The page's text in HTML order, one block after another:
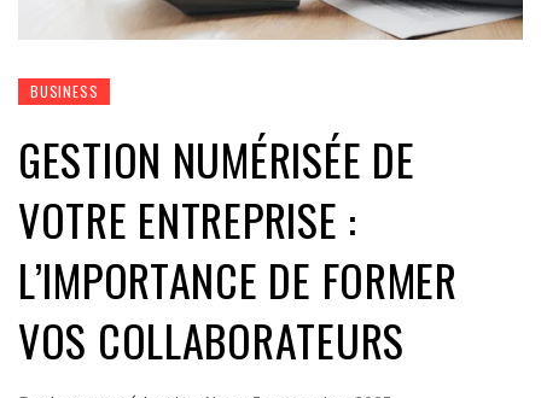
BUSINESS
GESTION NUMÉRISÉE DE
VOTRE ENTREPRISE :
L’IMPORTANCE DE FORMER
VOS COLLABORATEURS